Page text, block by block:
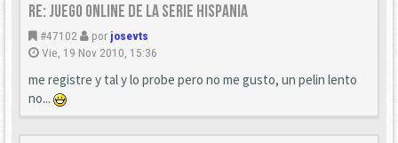
Re: Juego online de la serie HISPANIA
#47102 por josevts
Vie, 19 Nov 2010, 15:36
me registre y tal y lo probe pero no me gusto, un pelin lento
no...